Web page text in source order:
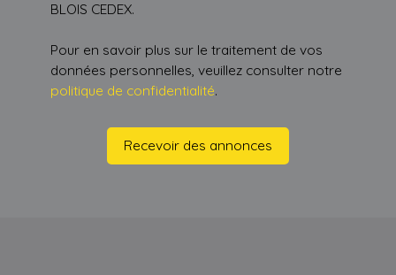
BLOIS CEDEX.
Pour en savoir plus sur le traitement de vos
données personnelles, veuillez consulter notre
politique de confidentialité.
Recevoir des annonces